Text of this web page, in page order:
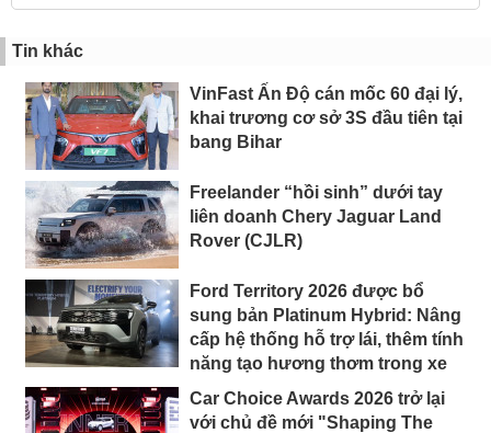
Tin khác
VinFast Ấn Độ cán mốc 60 đại lý,
khai trương cơ sở 3S đầu tiên tại
bang Bihar
Freelander “hồi sinh” dưới tay
liên doanh Chery Jaguar Land
Rover (CJLR)
Ford Territory 2026 được bổ
sung bản Platinum Hybrid: Nâng
cấp hệ thống hỗ trợ lái, thêm tính
năng tạo hương thơm trong xe
Car Choice Awards 2026 trở lại
với chủ đề mới "Shaping The